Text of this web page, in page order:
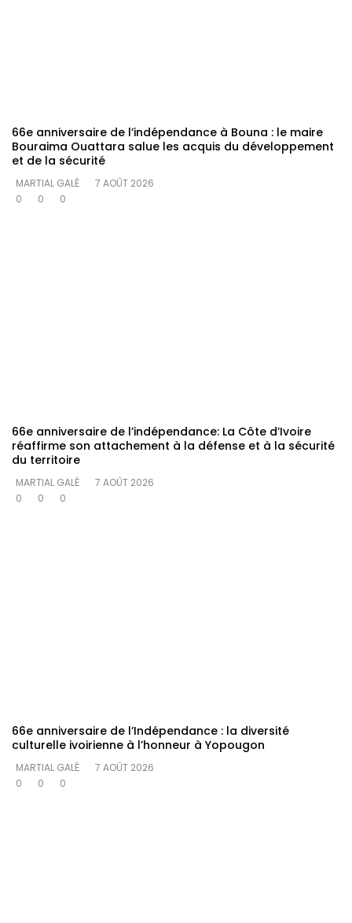
66e anniversaire de l’indépendance à Bouna : le maire
Bouraima Ouattara salue les acquis du développement
et de la sécurité
MARTIAL GALÉ
7 AOÛT 2026
0
0 0
66e anniversaire de l’indépendance: La Côte d’Ivoire
réaffirme son attachement à la défense et à la sécurité
du territoire
MARTIAL GALÉ
7 AOÛT 2026
0
0 0
66e anniversaire de l’Indépendance : la diversité
culturelle ivoirienne à l’honneur à Yopougon
MARTIAL GALÉ
7 AOÛT 2026
0
0 0